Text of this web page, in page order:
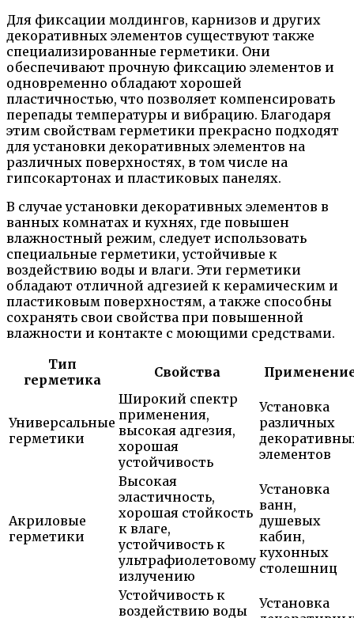
Для фиксации молдингов, карнизов и других
декоративных элементов существуют также
специализированные герметики. Они
обеспечивают прочную фиксацию элементов и
одновременно обладают хорошей
пластичностью, что позволяет компенсировать
перепады температуры и вибрацию. Благодаря
этим свойствам герметики прекрасно подходят
для установки декоративных элементов на
различных поверхностях, в том числе на
гипсокартонах и пластиковых панелях.
В случае установки декоративных элементов в
ванных комнатах и кухнях, где повышен
влажностный режим, следует использовать
специальные герметики, устойчивые к
воздействию воды и влаги. Эти герметики
обладают отличной адгезией к керамическим и
пластиковым поверхностям, а также способны
сохранять свои свойства при повышенной
влажности и контакте с моющими средствами.
Тип
герметика
Свойства
Универсальные
герметики
Широкий спектр
применения,
высокая адгезия,
хорошая
устойчивость
Установка
различных
элементов
Акриловые
герметики
Высокая
эластичность,
хорошая стойкость
к влаге,
устойчивость к
ультрафиолетовому
излучению
Установка
ванн,
душевых
кабин,
кухонных
столешниц
Устойчивость к
воздействию воды
Установка